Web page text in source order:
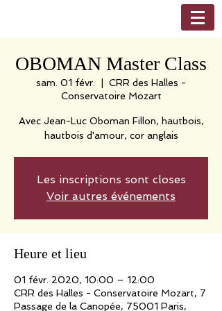
OBOMAN Master Class
sam. 01 févr.
CRR des Halles -
Conservatoire Mozart
Avec Jean-Luc Oboman Fillon, hautbois,
hautbois d'amour, cor anglais
Les inscriptions sont closes
Voir autres événements
Heure et lieu
01 févr. 2020, 10:00 – 12:00
CRR des Halles - Conservatoire Mozart, 7
Passage de la Canopée, 75001 Paris,